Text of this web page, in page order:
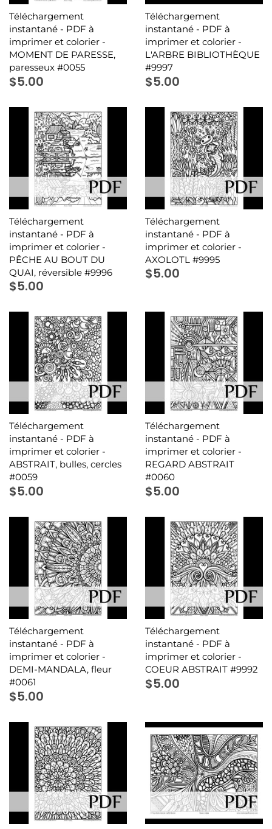
Téléchargement
instantané - PDF à
imprimer et colorier -
MOMENT DE PARESSE,
paresseux #0055
$5.00
Téléchargement
instantané - PDF à
imprimer et colorier -
L'ARBRE BIBLIOTHÈQUE
#9997
$5.00
Téléchargement
instantané - PDF à
imprimer et colorier -
PÊCHE AU BOUT DU
QUAI, réversible #9996
$5.00
Téléchargement
instantané - PDF à
imprimer et colorier -
AXOLOTL #9995
$5.00
Téléchargement
instantané - PDF à
imprimer et colorier -
ABSTRAIT, bulles, cercles
#0059
$5.00
Téléchargement
instantané - PDF à
imprimer et colorier -
REGARD ABSTRAIT
#0060
$5.00
Téléchargement
instantané - PDF à
imprimer et colorier -
DEMI-MANDALA, fleur
#0061
$5.00
Téléchargement
instantané - PDF à
imprimer et colorier -
COEUR ABSTRAIT #9992
$5.00